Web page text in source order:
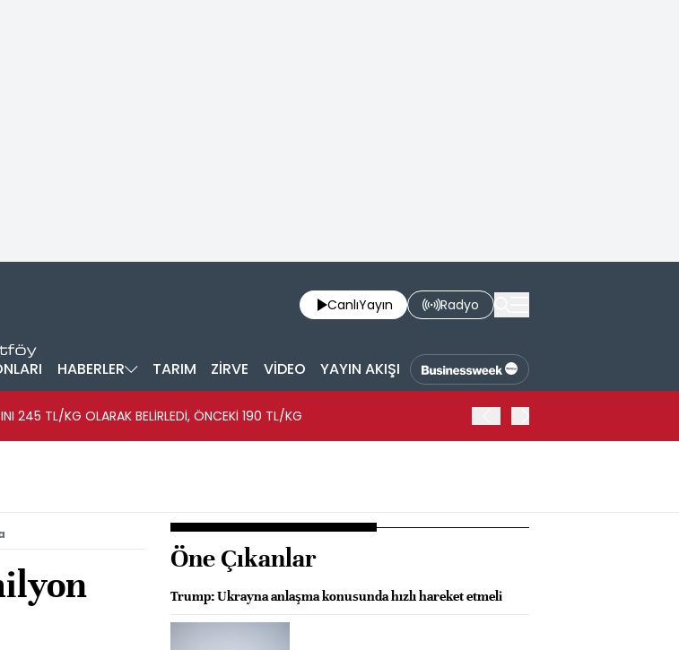
CanlıYayın Radyo
HABERLER TARIM ZİRVE VİDEO YAYIN AKIŞI
245 TL/KG OLARAK BELİRLEDİ, ÖNCEKİ 190 TL/KG
Öne Çıkanlar
Trump: Ukrayna anlaşma konusunda hızlı hareket etmeli